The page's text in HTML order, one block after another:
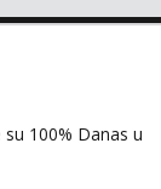
100% Danas u